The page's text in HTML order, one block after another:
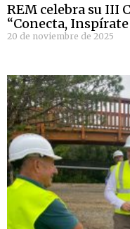
REM celebra su III
“Conecta,
20 de noviembre de 2025